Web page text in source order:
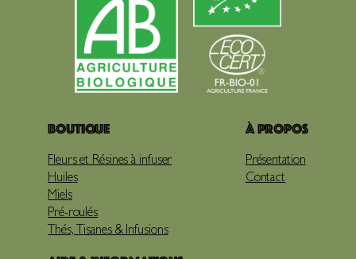
Boutique
Fleurs et Résines à infuser
Huiles
Miels
Pré-roulés
Thés, Tisanes & Infusions
À propos
Présentation
Contact